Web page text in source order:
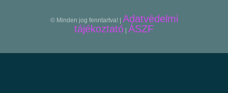
© Minden jog fenntartva! | Adatvédelmi
tájékoztató | ÁSZF